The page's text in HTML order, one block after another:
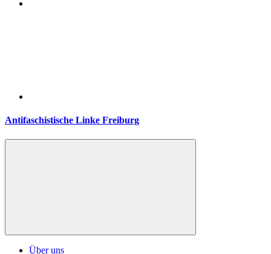
Antifaschistische Linke Freiburg
Über uns